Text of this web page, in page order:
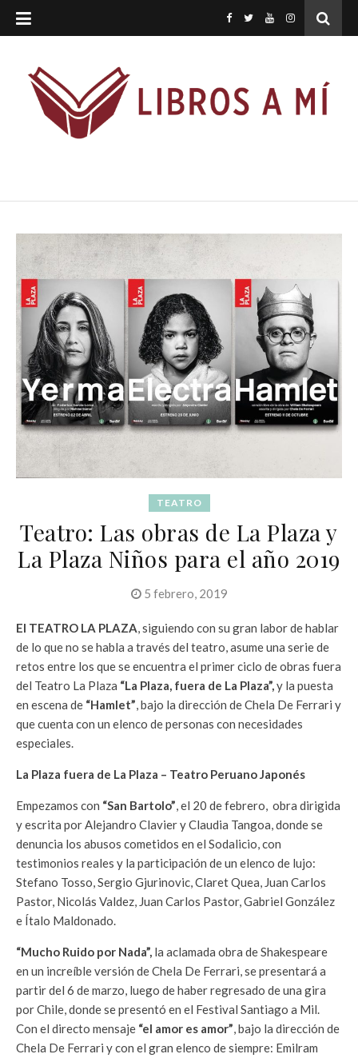
TEATRO
Teatro: Las obras de La Plaza y
La Plaza Niños para el año 2019
5 febrero, 2019
El TEATRO LA PLAZA, siguiendo con su gran labor de hablar
de lo que no se habla a través del teatro, asume una serie de
retos entre los que se encuentra el primer ciclo de obras fuera
del Teatro La Plaza “La Plaza, fuera de La Plaza”,y la puesta
en escena de “Hamlet”, bajo la dirección de Chela De Ferrari y
que cuenta con un elenco de personas con necesidades
especiales.
La Plaza fuera de La Plaza – Teatro Peruano Japonés
Empezamos con “San Bartolo”, el 20 de febrero, obra dirigida
y escrita por Alejandro Clavier y Claudia Tangoa, donde se
denuncia los abusos cometidos en el Sodalicio, con
testimonios reales y la participación de un elenco de lujo:
Stefano Tosso, Sergio Gjurinovic, Claret Quea, Juan Carlos
Pastor, Nicolás Valdez, Juan Carlos Pastor, Gabriel González
e Ítalo Maldonado.
“Mucho Ruido por Nada”, la aclamada obra de Shakespeare
en un increíble versión de Chela De Ferrari, se presentará a
partir del 6 de marzo, luego de haber regresado de una gira
por Chile, donde se presentó en el Festival Santiago a Mil.
Con el directo mensaje “el amor es amor”, bajo la dirección de
Chela De Ferrari y con el gran elenco de siempre: Emilram